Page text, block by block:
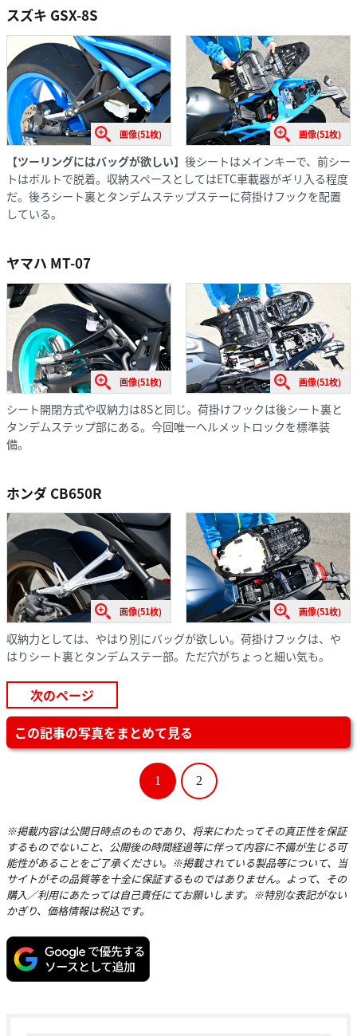
スズキ GSX-8S
画像(51枚) 画像(51枚)
【ツーリングにはバッグが欲しい】 後シートはメインキーで、前シー
トはボルトで脱着。収納スペースとしてはETC車載器がギリ入る程度
だ。後ろシート裏とタンデムステップステーに荷掛けフックを配置
している。
ヤマハ MT-07
画像(51枚) 画像(51枚)
シート開閉方式や収納力は8Sと同じ。荷掛けフックは後シート裏と
タンデムステップ部にある。今回唯一ヘルメットロックを標準装
備。
ホンダ CB650R
画像(51枚) 画像(51枚)
収納力としては、やはり別にバッグが欲しい。荷掛けフックは、や
はりシート裏とタンデムステー部。ただ穴がちょっと細い気も。
次のページ
この記事の写真をまとめて見る
1 2
※掲載内容は公開日時点のものであり、将来にわたってその真正性を保証
するものでないこと、公開後の時間経過等に伴って内容に不備が生じる可
能性があることをご了承ください。※掲載されている製品等について、当
サイトがその品質等を十全に保証するものではありません。よって、その
購入／利用にあたっては自己責任にてお願いします。※特別な表記がない
かぎり、価格情報は税込です。